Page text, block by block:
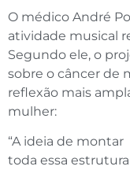
O médico André
atividade musical
Segundo ele, o
sobre o câncer de
reflexão mais
mulher:
“A ideia de montar
toda essa estrutura